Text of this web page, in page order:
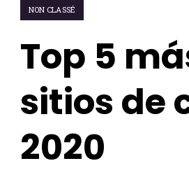
NON CLASSÉ
Top 5
sitios de
2020